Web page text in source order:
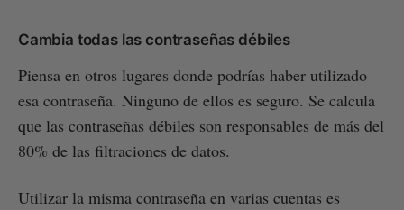
Cambia todas las contraseñas débiles
Piensa en otros lugares donde podrías haber utilizado
esa contraseña. Ninguno de ellos es seguro. Se calcula
que las contraseñas débiles son responsables de más del
80% de las filtraciones de datos.
Utilizar la misma contraseña en varias cuentas es